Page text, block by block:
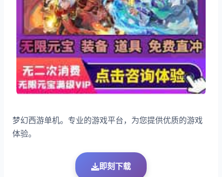
梦幻西游单机。专业的游戏平台，为您提供优质的游戏
体验。
即刻下载